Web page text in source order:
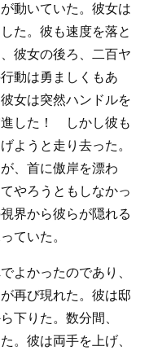
動いていた。彼女は
た。彼も速度を落と
彼女の後ろ、二百ヤ
動は勇ましくもあ
女は突然ハンドルを
進した！ しかし彼も
ようと走り去った。
、首に傲岸を漂わ
やろうともしなかっ
界から彼らが隠れる
ていた。
よかったのであり、
再び現れた。彼は邸
下りた。数分間、
。彼は両手を上げ、